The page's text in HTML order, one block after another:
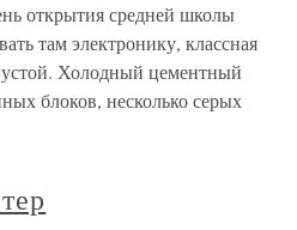
открытия средней школы
там электронику, классная
Холодный цементный
блоков, несколько серых